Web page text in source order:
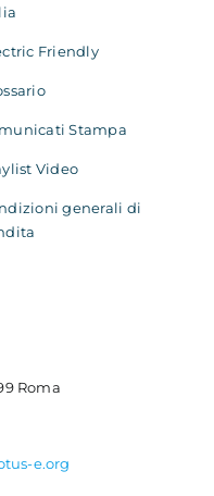
Friendly
Stampa
Video
generali di
Roma
e.org